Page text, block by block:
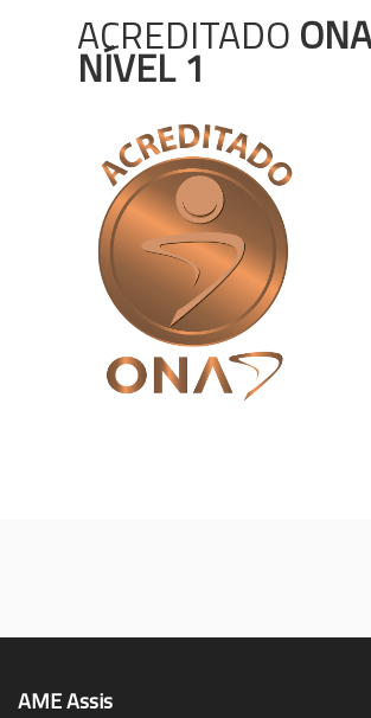
ACREDITADO ONA
NÍVEL 1
AME Assis